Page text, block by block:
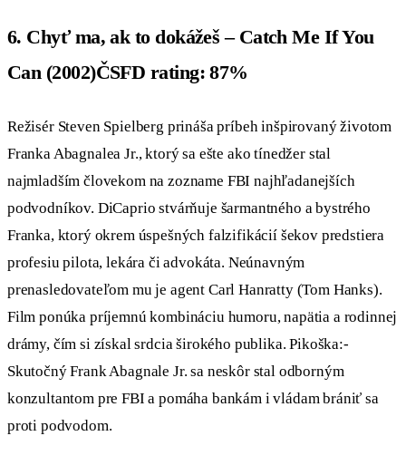
6. Chyť ma, ak to dokážeš – Catch Me If You
Can (2002)ČSFD rating: 87%
Režisér Steven Spielberg prináša príbeh inšpirovaný životom
Franka Abagnalea Jr., ktorý sa ešte ako tínedžer stal
najmladším človekom na zozname FBI najhľadanejších
podvodníkov. DiCaprio stvárňuje šarmantného a bystrého
Franka, ktorý okrem úspešných falzifikácií šekov predstiera
profesiu pilota, lekára či advokáta. Neúnavným
prenasledovateľom mu je agent Carl Hanratty (Tom Hanks).
Film ponúka príjemnú kombináciu humoru, napätia a rodinnej
drámy, čím si získal srdcia širokého publika. Pikoška:-
Skutočný Frank Abagnale Jr. sa neskôr stal odborným
konzultantom pre FBI a pomáha bankám i vládam brániť sa
proti podvodom.